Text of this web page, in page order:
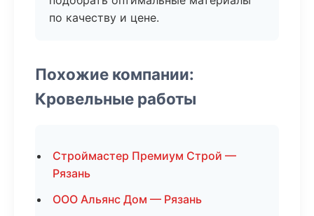
по качеству и цене.
Похожие компании:
Кровельные работы
Строймастер Премиум Строй —
Рязань
ООО Альянс Дом — Рязань